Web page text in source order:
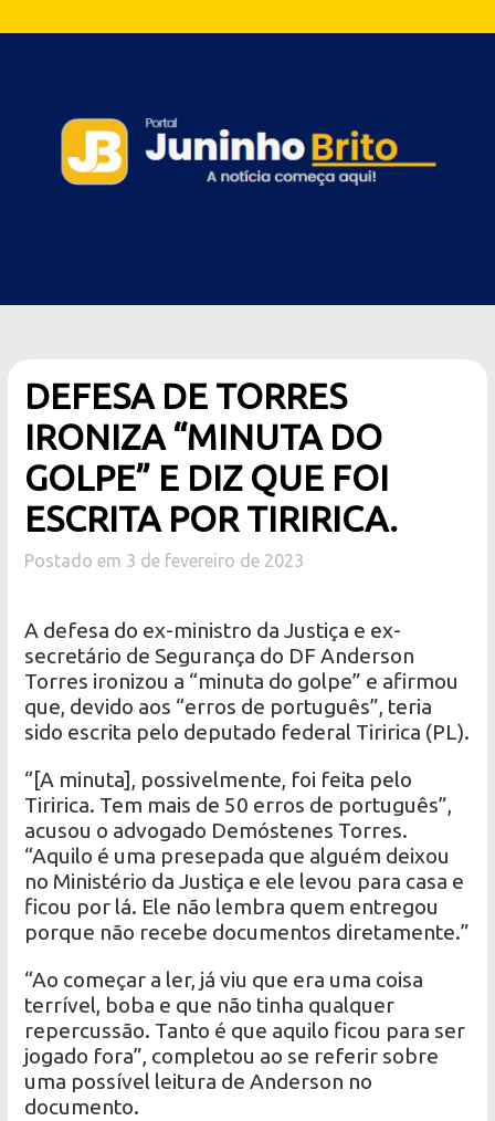
DEFESA DE TORRES
IRONIZA “MINUTA DO
GOLPE” E DIZ QUE FOI
ESCRITA POR TIRIRICA.
Postado em 3 de fevereiro de 2023
A defesa do ex-ministro da Justiça e ex-
secretário de Segurança do DF Anderson
Torres ironizou a “minuta do golpe” e afirmou
que, devido aos “erros de português”, teria
sido escrita pelo deputado federal Tiririca (PL).
“[A minuta], possivelmente, foi feita pelo
Tiririca. Tem mais de 50 erros de português”,
acusou o advogado Demóstenes Torres.
“Aquilo é uma presepada que alguém deixou
no Ministério da Justiça e ele levou para casa e
ficou por lá. Ele não lembra quem entregou
porque não recebe documentos diretamente.”
“Ao começar a ler, já viu que era uma coisa
terrível, boba e que não tinha qualquer
repercussão. Tanto é que aquilo ficou para ser
jogado fora”, completou ao se referir sobre
uma possível leitura de Anderson no
documento.